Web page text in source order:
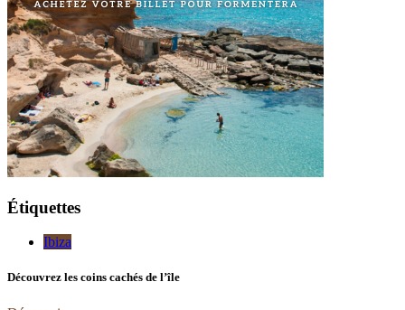
Étiquettes
Ibiza
Découvrez les coins cachés de l’île